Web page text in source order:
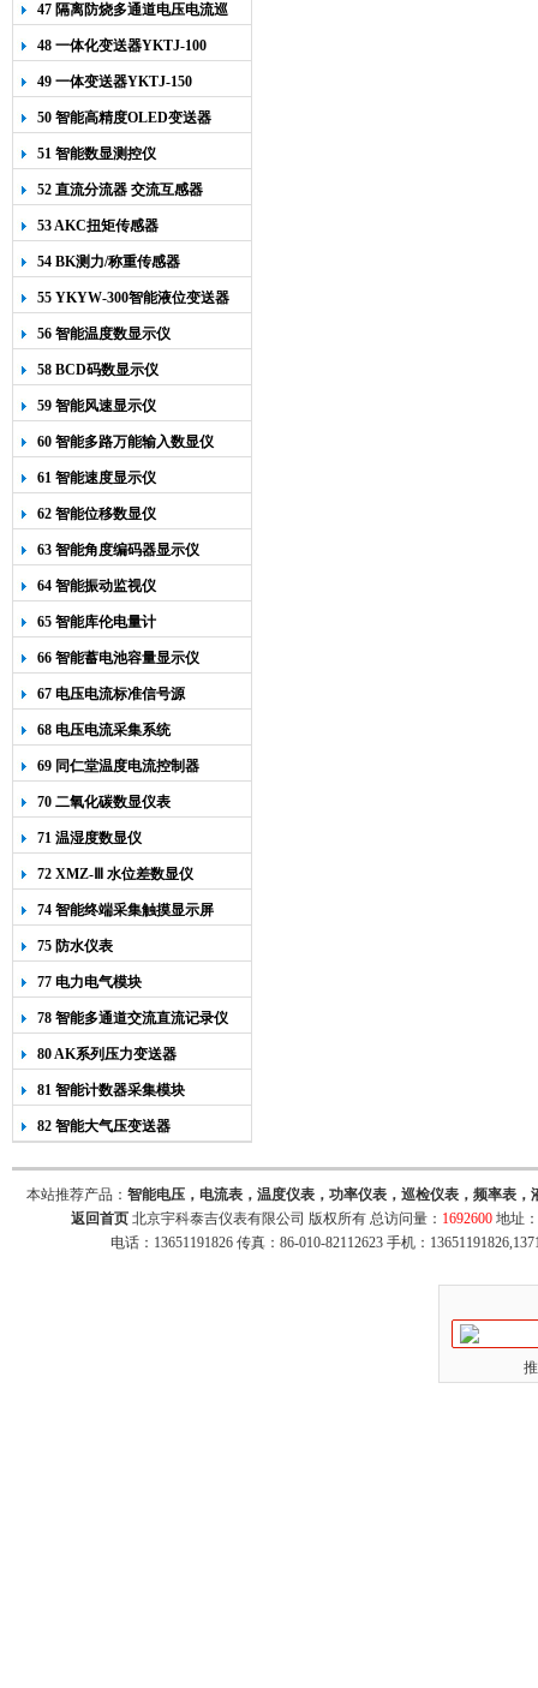
47 隔离防烧多通道电压电流巡
检仪
48 一体化变送器YKTJ-100
49 一体变送器YKTJ-150
50 智能高精度OLED变送器
YK-218
51 智能数显测控仪
52 直流分流器 交流互感器
53 AKC扭矩传感器
54 BK测力/称重传感器
55 YKYW-300智能液位变送器
56 智能温度数显示仪
58 BCD码数显示仪
59 智能风速显示仪
60 智能多路万能输入数显仪
61 智能速度显示仪
62 智能位移数显仪
63 智能角度编码器显示仪
64 智能振动监视仪
65 智能库伦电量计
66 智能蓄电池容量显示仪
67 电压电流标准信号源
68 电压电流采集系统
69 同仁堂温度电流控制器
70 二氧化碳数显仪表
71 温湿度数显仪
72 XMZ-Ⅲ 水位差数显仪
74 智能终端采集触摸显示屏
75 防水仪表
77 电力电气模块
78 智能多通道交流直流记录仪
80 AK系列压力变送器
81 智能计数器采集模块
82 智能大气压变送器
本站推荐产品： 智能电压，电流表，温度仪表，功率仪表，巡检仪表，频率表
返回首页 北京宇科泰吉仪表有限公司 版权所有 总访问量： 1692600 地址
电话：13651191826 传真：86-010-82112623 手机：